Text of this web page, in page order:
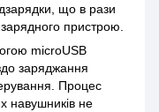
що в рази
пристрою.
microUSB
заряджання
Процес
навушників не